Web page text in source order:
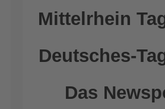
Mittelrhein
Deutsches-
Das